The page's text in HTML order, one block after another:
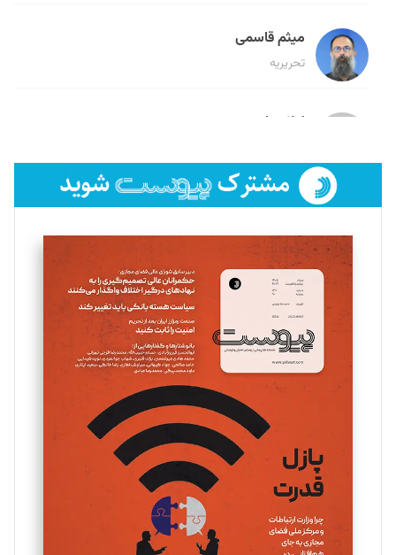
میثم قاسمی
تحریریه
لیلا حنارود
فائزه فتحی رستمی
تحریریه
سروش کرمیان
تحریریه
مینا پاکدل
یسنا امان‌پور
تحریریه
ملینا جعفری